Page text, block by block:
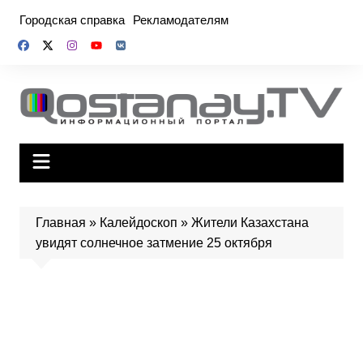
содержимому
Городская справка Рекламодателям
Главная » Калейдоскоп » Жители Казахстана
увидят солнечное затмение 25 октября